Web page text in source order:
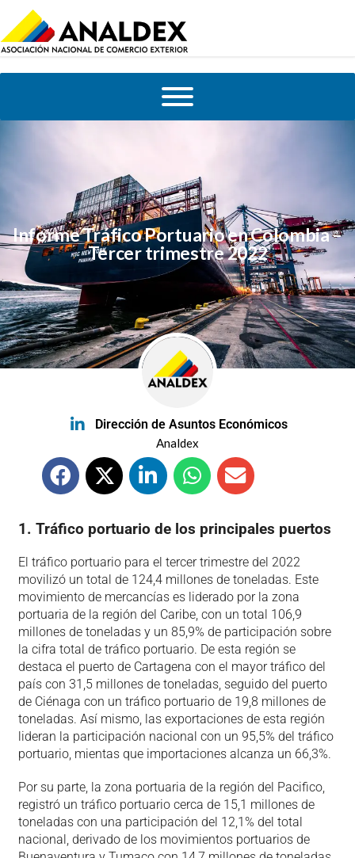
Informe Tráfico Portuario en Colombia –
Tercer trimestre 2022
Dirección de Asuntos Económicos
Analdex
1. Tráfico portuario de los principales puertos
El tráfico portuario para el tercer trimestre del 2022
movilizó un total de 124,4 millones de toneladas. Este
movimiento de mercancías es liderado por la zona
portuaria de la región del Caribe, con un total 106,9
millones de toneladas y un 85,9% de participación sobre
la cifra total de tráfico portuario. De esta región se
destaca el puerto de Cartagena con el mayor tráfico del
país con 31,5 millones de toneladas, seguido del puerto
de Ciénaga con un tráfico portuario de 19,8 millones de
toneladas. Así mismo, las exportaciones de esta región
lideran la participación nacional con un 95,5% del tráfico
portuario, mientas que importaciones alcanza un 66,3%.
Por su parte, la zona portuaria de la región del Pacifico,
registró un tráfico portuario cerca de 15,1 millones de
toneladas con una participación del 12,1% del total
nacional, derivado de los movimientos portuarios de